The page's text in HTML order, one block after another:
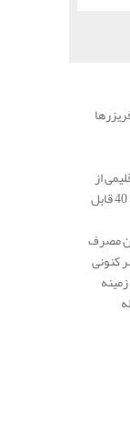
از
ضخامت 5/0±5/2 به بالا و با دانسیته 35 تا 40 قابل
کاستن مصرف
کنونی